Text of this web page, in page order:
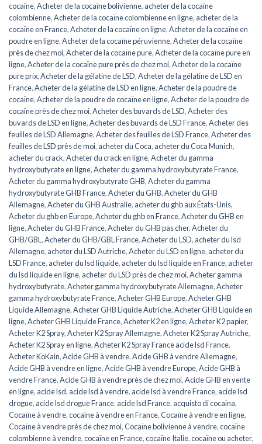
cocaïne,Acheter de la cocaïne bolivienne, acheter de la cocaïne
colombienne,Acheter de la cocaïne colombienne en ligne, acheter de la
cocaïne en France,Acheter de la cocaïne en ligne,Acheter de la cocaïne en
poudre en ligne,Acheter de la cocaïne péruvienne,Acheter de la cocaïne
près de chez moi,Acheter de la cocaïne pure,Acheter de la cocaïne pure en
ligne,Acheter de la cocaïne pure près de chez moi,Acheter de la cocaïne
pure prix,Acheter de la gélatine de LSD,Acheter de la gélatine de LSD en
France,Acheter de la gélatine de LSD en ligne,Acheter de la poudre de
cocaïne,Acheter de la poudre de cocaïne en ligne,Acheter de la poudre de
cocaïne près de chez moi,Acheter des buvards de LSD,Acheter des
buvards de LSD en ligne,Acheter des buvards de LSD France,Acheter des
feuilles de LSD Allemagne,Acheter des feuilles de LSD France,Acheter des
feuilles de LSD près de moi, acheter du Coca, acheter du Coca Munich,
acheter du crack,Acheter du crack en ligne,Acheter du gamma
hydroxybutyrate en ligne,Acheter du gamma hydroxybutyrate France,
Acheter du gamma hydroxybutyrate GHB,Acheter du gamma
hydroxybutyrate GHB France,Acheter du GHB,Acheter du GHB
Allemagne,Acheter du GHB Australie, acheter du ghb aux États-Unis,
Acheter du ghb en Europe,Acheter du ghb en France,Acheter du GHB en
ligne,Acheter du GHB France,Acheter du GHB pas cher,Acheter du
GHB/GBL ,Acheter du GHB/GBL France,Acheter du LSD, acheter du lsd
Allemagne, acheter du LSD Autriche,Acheter du LSD en ligne, acheter du
LSD France, acheter du lsd liquide, acheter du lsd liquide en France, acheter
du lsd liquide en ligne, acheter du LSD près de chez moi,Acheter gamma
hydroxybutyrate,Acheter gamma hydroxybutyrate Allemagne,Acheter
gamma hydroxybutyrate France,Acheter GHB Europe,Acheter GHB
Liquide Allemagne,Acheter GHB Liquide Autriche,Acheter GHB Liquide en
ligne,Acheter GHB Liquide France,Acheter K2 en ligne,Acheter K2 papier,
Acheter K2 Spray,Acheter K2 Spray Allemagne,Acheter K2 Spray Autriche,
Acheter K2 Spray en ligne,Acheter K2 Spray France acide lsd France,
Acheter KoKain,Acide GHB à vendre,Acide GHB à vendre Allemagne,
Acide GHB à vendre en ligne,Acide GHB à vendre Europe,Acide GHB à
vendre France,Acide GHB à vendre près de chez moi,Acide GHB en vente
en ligne, acide lsd, acide lsd à vendre, acide lsd à vendre France, acide lsd
drogue, acide lsd drogue France, acide lsd France, acquisto di cocaina,
Cocaïne à vendre,cocaïne à vendre en France,Cocaïne à vendre en ligne,
Cocaïne à vendre près de chez moi,Cocaïne bolivienne à vendre,cocaïne
colombienne à vendre,cocaïne en France,cocaïne Italie,cocaïne ou acheter,